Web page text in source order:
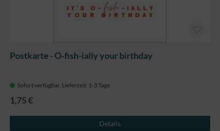
Postkarte - O-fish-ially your birthday
Sofort verfügbar, Lieferzeit: 1-3 Tage
1,75 €
Details